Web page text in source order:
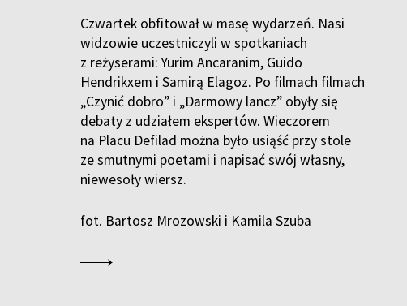
Czwartek obfitował w masę wydarzeń. Nasi
widzowie uczestniczyli w spotkaniach
z reżyserami: Yurim Ancaranim, Guido
Hendrikxem i Samirą Elagoz. Po filmach filmach
„Czynić dobro” i „Darmowy lancz” obyły się
debaty z udziałem ekspertów. Wieczorem
na Placu Defilad można było usiąść przy stole
ze smutnymi poetami i napisać swój własny,
niewesoły wiersz.
fot. Bartosz Mrozowski i Kamila Szuba